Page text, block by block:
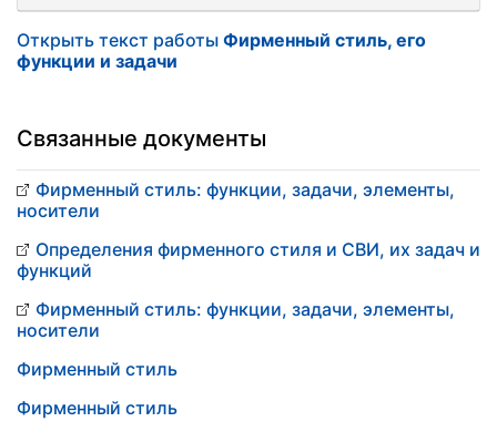
Открыть текст работы Фирменный стиль, его
функции и задачи
Связанные документы
Фирменный стиль: функции, задачи, элементы,
носители
Определения фирменного стиля и СВИ, их задач и
функций
Фирменный стиль: функции, задачи, элементы,
носители
Фирменный стиль
Фирменный стиль